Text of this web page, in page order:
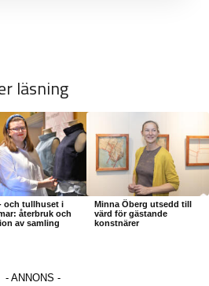
läsning
och tullhuset i
återbruk och
av samling
Minna Öberg utsedd till
värd för gästande
konstnärer